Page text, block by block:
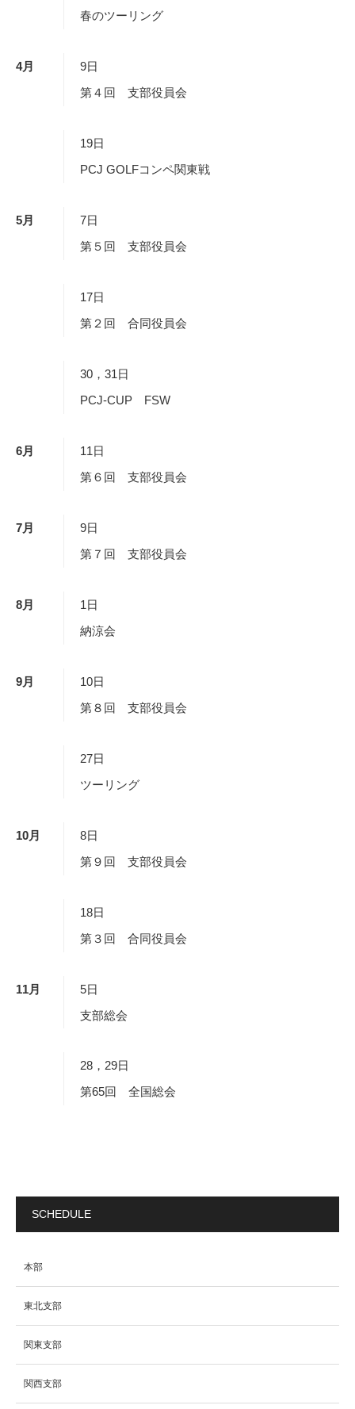
春のツーリング
4月
9日
第４回 支部役員会
19日
PCJ GOLFコンペ関東戦
5月
7日
第５回 支部役員会
17日
第２回 合同役員会
30，31日
PCJ-CUP FSW
6月
11日
第６回 支部役員会
7月
9日
第７回 支部役員会
8月
1日
納涼会
9月
10日
第８回 支部役員会
27日
ツーリング
10月
8日
第９回 支部役員会
18日
第３回 合同役員会
11月
5日
支部総会
28，29日
第65回 全国総会
SCHEDULE
本部
東北支部
関東支部
関西支部